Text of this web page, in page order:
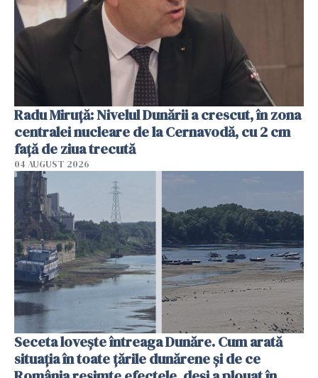
Radu Miruţă: Nivelul Dunării a crescut, în zona
centralei nucleare de la Cernavodă, cu 2 cm
faţă de ziua trecută
04 AUGUST 2026
Seceta lovește întreaga Dunăre. Cum arată
situația în toate țările dunărene și de ce